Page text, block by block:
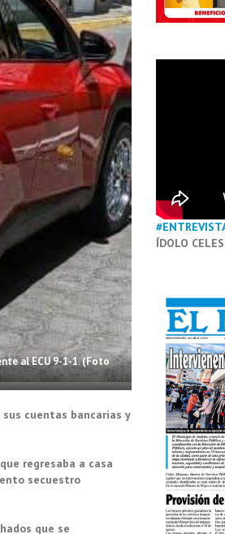
al ECU 9-1-1. (Foto
cuentas bancarias y
regresaba a casa
secuestro
que se
ÍDOLO